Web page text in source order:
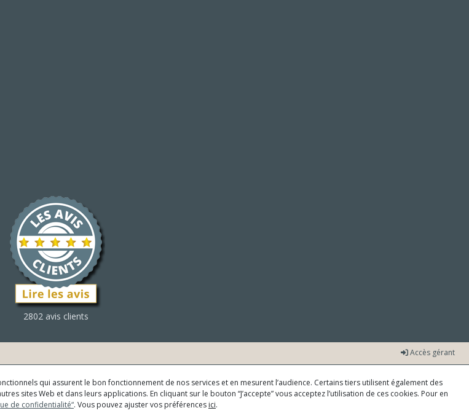
2802 avis clients
Accès gérant
qui assurent le bon fonctionnement de nos services et en mesurent l’audience. Certains tiers utilisent également des
sites Web et dans leurs applications. En cliquant sur le bouton “J’accepte” vous acceptez l’utilisation de ces cookies. Pour en
de confidentialité“. Vous pouvez ajuster vos préférences ici.